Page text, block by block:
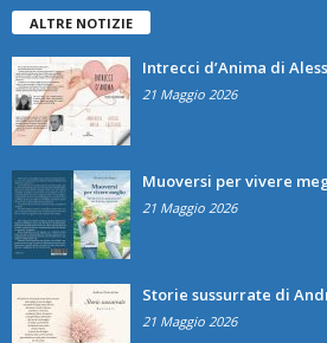
ALTRE NOTIZIE
Intrecci d’Anima di
21 Maggio 2026
Muoversi per vivere
21 Maggio 2026
Storie sussurrate di
21 Maggio 2026